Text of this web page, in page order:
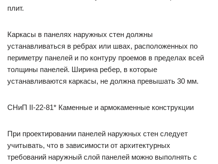
плит.
Каркасы в панелях наружных стен должны
устанавливаться в ребрах или швах, расположенных по
периметру панелей и по контуру проемов в пределах всей
толщины панелей. Ширина ребер, в которые
устанавливаются каркасы, не должна превышать 30 мм.
СНиП II-22-81* Каменные и армокаменные конструкции
При проектировании панелей наружных стен следует
учитывать, что в зависимости от архитектурных
требований наружный слой панелей можно выполнять с